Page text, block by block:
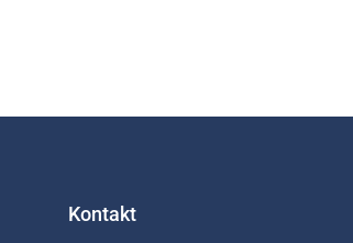
Kontakt